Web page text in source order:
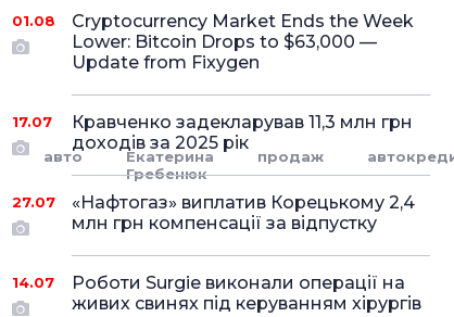
авто
Екатерина
Гребенюк
продаж
01.08
Cryptocurrency Market Ends the Week
Lower: Bitcoin Drops to $63,000 —
Update from Fixygen
17.07
Кравченко задекларував 11,3 млн грн
доходів за 2025 рік
27.07
«Нафтогаз» виплатив Корецькому 2,4
млн грн компенсації за відпустку
14.07
Роботи Surgie виконали операції на
живих свинях під керуванням хірургів